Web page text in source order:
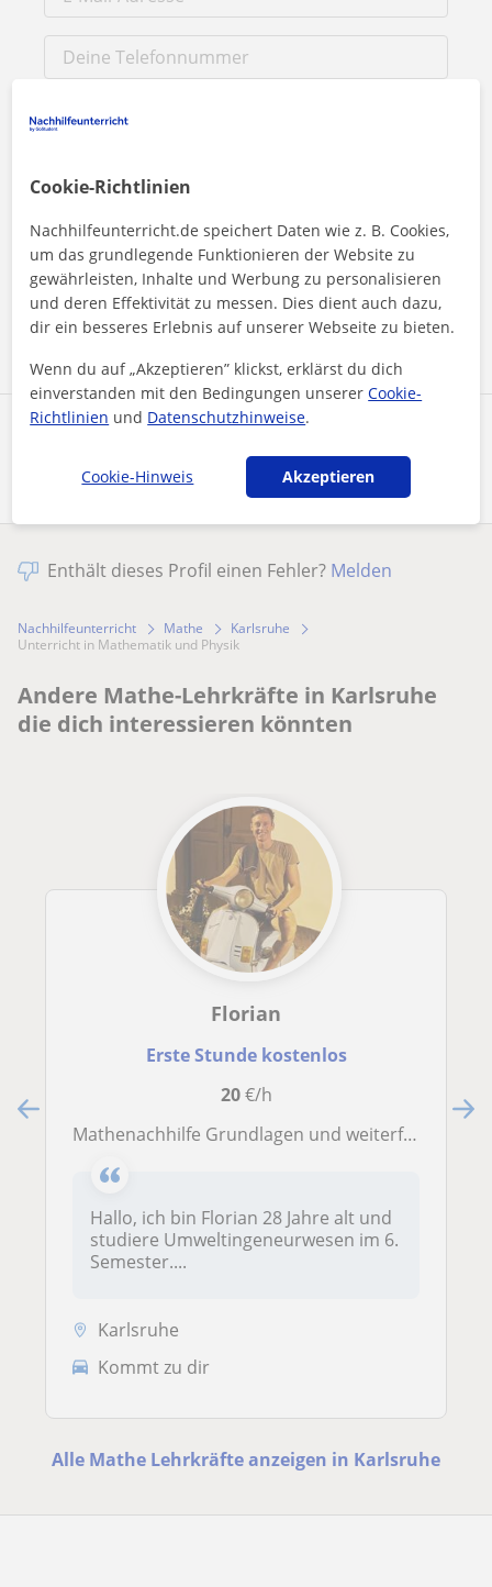
Profil teilen
Durch Klicken auf eine der beiden Schaltflächen stimmen Sie
unseremImpressumund unsererDatenschutzerklärungzu
Nachricht senden
Enthält dieses Profil einen Fehler? Melden
Nachhilfeunterricht Mathe
Karlsruhe
Unterricht in Mathematik und Physik
Andere Mathe-Lehrkräfte in Karlsruhe
die dich interessieren könnten
Florian
Erste Stunde kostenlos
20€/h
Mathenachhilfe Grundlagen und weiterführende Themen
Hallo, ich bin Florian 28 Jahre alt und
studiere Umweltingeneurwesen im 6.
Semester....
Karlsruhe
Kommt zu dir
Alle Mathe Lehrkräfte anzeigen in Karlsruhe
Cookie-Richtlinien
Nachhilfeunterricht.de speichert Daten wie z. B. Cookies,
um das grundlegende Funktionieren der Website zu
gewährleisten, Inhalte und Werbung zu personalisieren
und deren Effektivität zu messen. Dies dient auch dazu,
dir ein besseres Erlebnis auf unserer Webseite zu bieten.
Wenn du auf „Akzeptieren” klickst, erklärst du dich
einverstanden mit den Bedingungen unsererCookie-
Richtlinien und Datenschutzhinweise.
Cookie-Hinweis Akzeptieren